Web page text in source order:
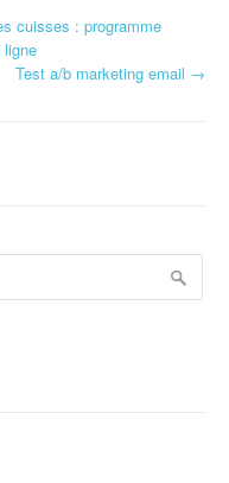
cuisses : programme
ligne
Test a/b marketing email →